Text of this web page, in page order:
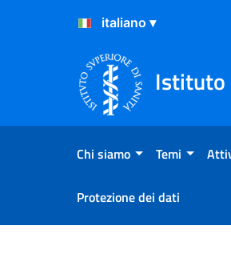
Salta al Contenuto
Salta al Footer
Istituto
Chi siamo Temi
Protezione dei dati